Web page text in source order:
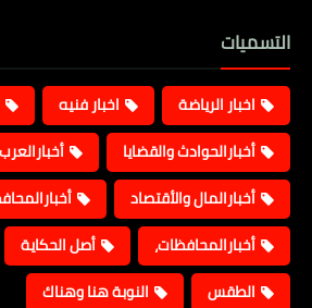
التسميات
اخبار الرياضة اخبار فنيه
أخبارالحوادث والقضايا
أخبارالمال والأقتصاد
أخبارالمحافظات،
أصل الحكاية
الطقس
النوبة هنا وهناك